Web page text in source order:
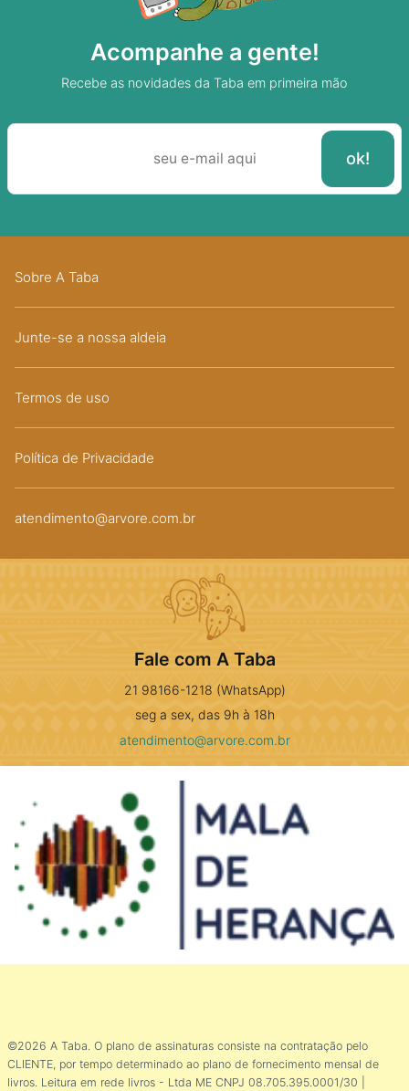
Acompanhe a gente!
Recebe as novidades da Taba em primeira mão
Sobre A Taba
Junte-se a nossa aldeia
Termos de uso
Política de Privacidade
atendimento@arvore.com.br
Fale com A Taba
21 98166-1218 (WhatsApp)
seg a sex, das 9h à 18h
atendimento@arvore.com.br
©2026 A Taba. O plano de assinaturas consiste na contratação pelo
CLIENTE, por tempo determinado ao plano de fornecimento mensal de
livros. Leitura em rede livros - Ltda ME CNPJ 08.705.395.0001/30 |